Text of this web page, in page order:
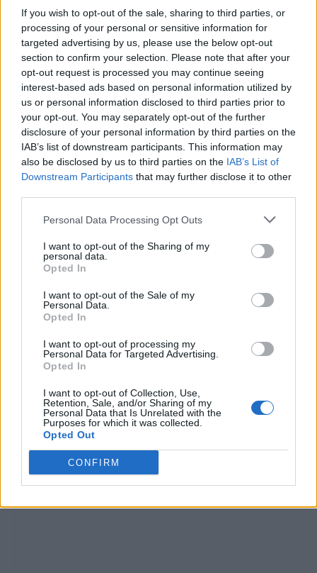
If you wish to opt-out of the sale, sharing to third parties, or
processing of your personal or sensitive information for
targeted advertising by us, please use the below opt-out
section to confirm your selection. Please note that after your
opt-out request is processed you may continue seeing
interest-based ads based on personal information utilized by
us or personal information disclosed to third parties prior to
your opt-out. You may separately opt-out of the further
disclosure of your personal information by third parties on the
IAB’s list of downstream participants. This information may
also be disclosed by us to third parties on the IAB’s List of
Downstream Participants that may further disclose it to other
Personal Data Processing Opt Outs
I want to opt-out of the Sharing of my
personal data.
Opted In
I want to opt-out of the Sale of my
Personal Data.
Opted In
I want to opt-out of processing my
Personal Data for Targeted Advertising.
Opted In
I want to opt-out of Collection, Use,
Retention, Sale, and/or Sharing of my
Personal Data that Is Unrelated with the
Purposes for which it was collected.
Opted Out
CONFIRM
Ponzano Monferrato
hanno denunciato per
insolvenza fraudolenta,
un uomo di 61 anni
residente a Milano. Gli
accertamenti svolti dai
militari dell’Arma, a
seguito della denuncia
presentata da una
albergatrice, hanno
permesso di
identificare
dicembre 2012 aveva
tempo senza pagare
11 Marzo 2013
In "Valenza-Casale"
CONDIVIDERE:
VALUTARE: